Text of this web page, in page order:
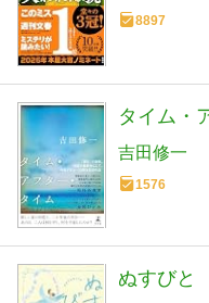
8897
タイム・
吉田修一
1576
ぬすびと